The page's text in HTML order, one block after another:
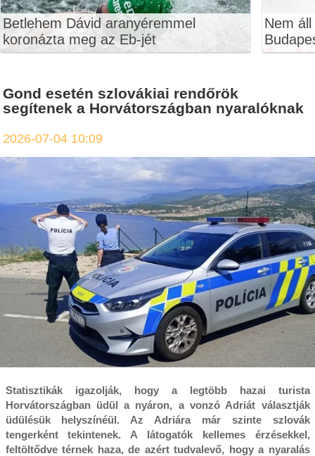
Betlehem Dávid aranyéremmel
koronázta meg az Eb-jét
Nem
Gond esetén szlovákiai rendőrök
segítenek a Horvátországban nyaralóknak
2026-07-04 10:09
Statisztikák igazolják, hogy a legtöbb hazai turista
Horvátországban üdül a nyáron, a vonzó Adriát választják
üdülésük helyszínéül. Az Adriára már szinte szlovák
tengerként tekintenek. A látogatók kellemes érzésekkel,
feltöltődve térnek haza, de azért tudvalevő, hogy a nyaralás